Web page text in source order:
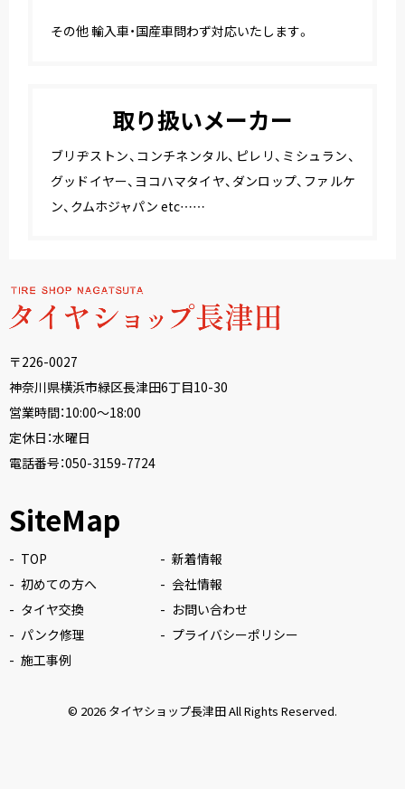
その他 輸入車・国産車問わず対応いたします。
取り扱いメーカー
ブリヂストン、コンチネンタル、ピレリ、ミシュラン、
グッドイヤー、ヨコハマタイヤ、ダンロップ、ファルケ
ン、クムホジャパン etc……
〒226-0027
神奈川県横浜市緑区長津田6丁目10-30
営業時間：10:00〜18:00
定休日：水曜日
電話番号：050-3159-7724
SiteMap
TOP
初めての方へ
タイヤ交換
パンク修理
施工事例
新着情報
会社情報
お問い合わせ
プライバシーポリシー
© 2026 タイヤショップ長津田All Rights Reserved.